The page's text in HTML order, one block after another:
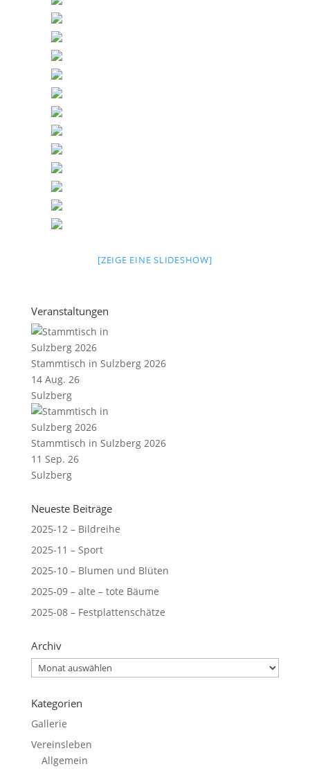
[ZEIGE EINE SLIDESHOW]
Veranstaltungen
Stammtisch in Sulzberg 2026
14 Aug. 26
Sulzberg
Stammtisch in Sulzberg 2026
11 Sep. 26
Sulzberg
Neueste Beiträge
2025-12 – Bildreihe
2025-11 – Sport
2025-10 – Blumen und Blüten
2025-09 – alte – tote Bäume
2025-08 – Festplattenschätze
Archiv
Archiv
Kategorien
Gallerie
Vereinsleben
Allgemein